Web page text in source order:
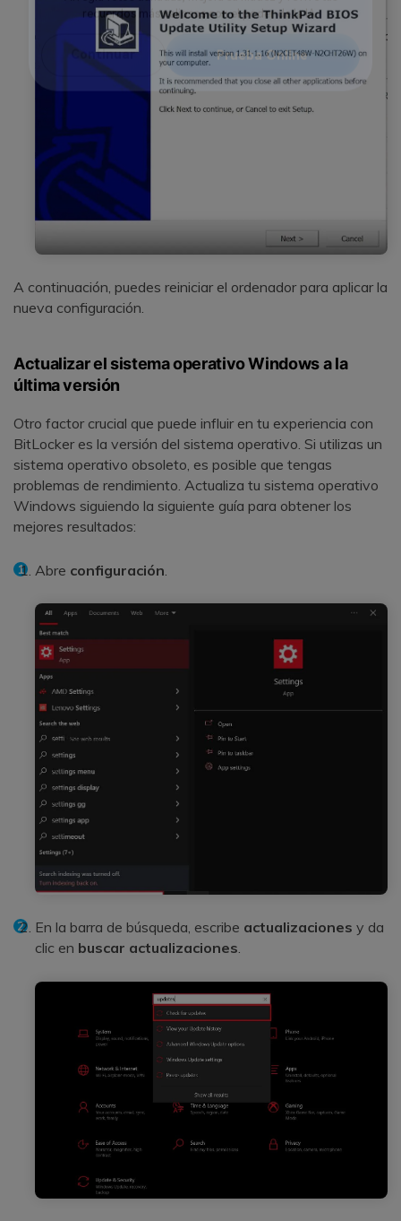
Reparador de Fotos con IA
Arregla fotos dañadas, mejora su nitidez y revive tus
recuerdos más valiosos con el poder de la IA.
Continuar
A continuación, puedes reiniciar el ordenador para aplicar la
nueva configuración.
Actualizar el sistema operativo Windows a la
última versión
Otro factor crucial que puede influir en tu experiencia con
BitLocker es la versión del sistema operativo. Si utilizas un
sistema operativo obsoleto, es posible que tengas
problemas de rendimiento. Actualiza tu sistema operativo
Windows siguiendo la siguiente guía para obtener los
mejores resultados:
Abre configuración
En la barra de búsqueda, escribe actualizaciones y da
clic en buscar actualizaciones.